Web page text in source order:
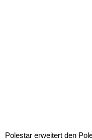
Polestar erweitert den